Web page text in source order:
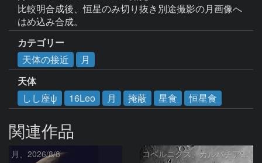
比較明合成後、恒星のみ切り抜き別途撮影の月画像へ
はめ込み合成。
カテゴリー
天体の接近
月
天体
しし座ψ
16Leo 月 掩蔽 星食 恒星食
関連作品
月、2026/8/8 コペルニクス、カルパチア山脈付近